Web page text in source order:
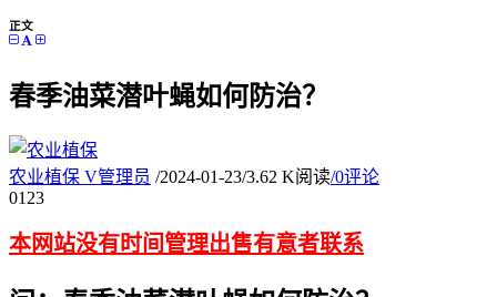
正文
春季油菜潜叶蝇如何防治？
农业植保 V管理员 /2024-01-23/3.62 K阅读/0评论
01 23
本网站没有时间管理出售有意者联系